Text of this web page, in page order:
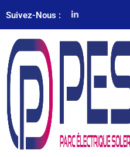
Suivez-Nous :